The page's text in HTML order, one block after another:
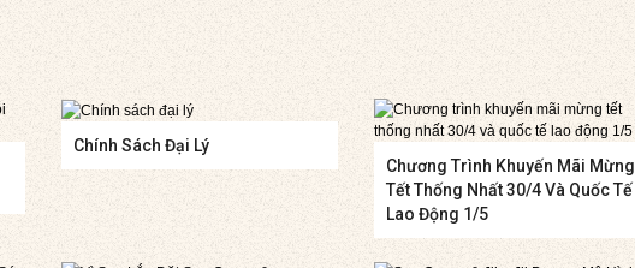
Chính Sách Đại Lý
Chương Trình Khuyến Mãi Mừng
Tết Thống Nhất 30/4 Và Quốc Tế
Lao Động 1/5